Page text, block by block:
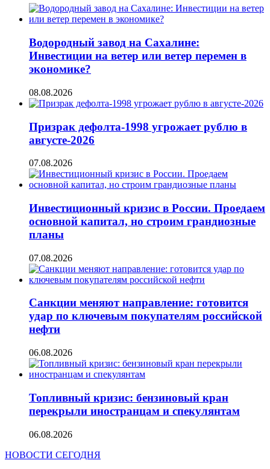
Водородный завод на Сахалине:
Инвестиции на ветер или ветер перемен в
экономике?
08.08.2026
Призрак дефолта-1998 угрожает рублю в
августе-2026
07.08.2026
Инвестиционный кризис в России. Проедаем
основной капитал, но строим грандиозные
планы
07.08.2026
Санкции меняют направление: готовится
удар по ключевым покупателям российской
нефти
06.08.2026
Топливный кризис: бензиновый кран
перекрыли иностранцам и спекулянтам
06.08.2026
НОВОСТИ СЕГОДНЯ